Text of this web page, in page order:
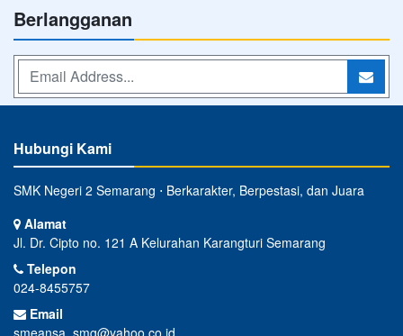
Berlangganan
Hubungi Kami
SMK Negeri 2 Semarang ⋅ Berkarakter, Berpestasi, dan Juara
Alamat
Jl. Dr. Cipto no. 121 A Kelurahan Karangturi Semarang
Telepon
024-8455757
Email
smeansa_smg@yahoo.co.id